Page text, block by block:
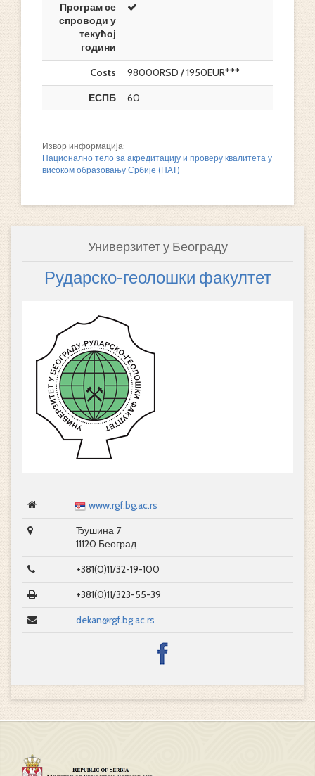
Програм се
спроводи у
текућој
години
Costs
98000RSD / 1950EUR***
ЕСПБ
60
Извор информација:
Национално тело за акредитацију и проверу квалитета у
високом образовању Србије (НАТ)
Универзитет у Београду
Рударско-геолошки факултет
www.rgf.bg.ac.rs
Ђушина 7
11120 Београд
+381(0)11/32-19-100
+381(0)11/323-55-39
dekan@rgf.bg.ac.rs